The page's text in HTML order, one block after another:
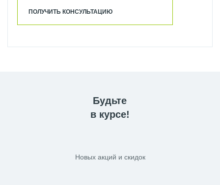
ПОЛУЧИТЬ КОНСУЛЬТАЦИЮ
Будьте
в курсе!
Новых акций и скидок